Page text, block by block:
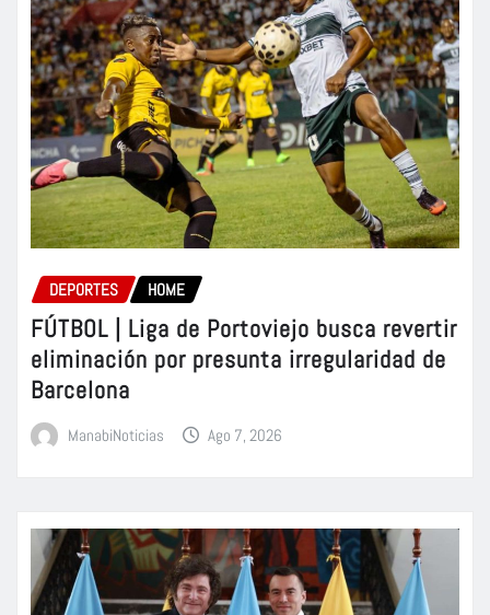
DEPORTES HOME
FÚTBOL | Liga de Portoviejo busca revertir
eliminación por presunta irregularidad de
Barcelona
ManabiNoticias Ago 7, 2026